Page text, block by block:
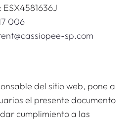
006
sp.com
del sitio web, pone a
el presente documento
cumplimiento a las